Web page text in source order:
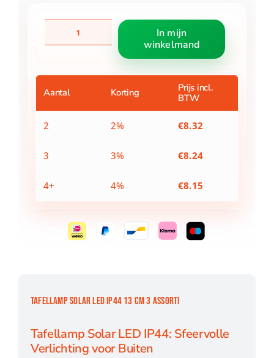
solar
13
assorti
In mijn
winkelmand
Aantal Korting
Prijs incl.
BTW
2 2% €8.32
3 3% €8.24
4+ 4% €8.15
TAFELLAMP SOLAR LED IP44 13 CM 3 ASSORTI
Tafellamp Solar LED IP44: Sfeervolle
Verlichting voor Buiten